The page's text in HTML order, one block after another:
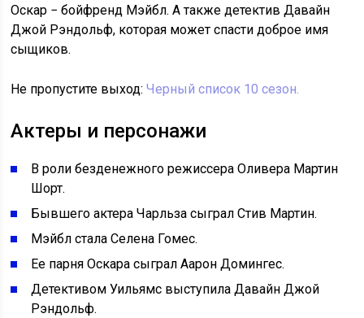
Оскар − бойфренд Мэйбл. А также детектив Давайн
Джой Рэндольф, которая может спасти доброе имя
сыщиков.
Не пропустите выход:Черный список 10 сезон.
Актеры и персонажи
В роли безденежного режиссера Оливера Мартин
Шорт.
Бывшего актера Чарльза сыграл Стив Мартин.
Мэйбл стала Селена Гомес.
Ее парня Оскара сыграл Аарон Домингес.
Детективом Уильямс выступила Давайн Джой
Рэндольф.